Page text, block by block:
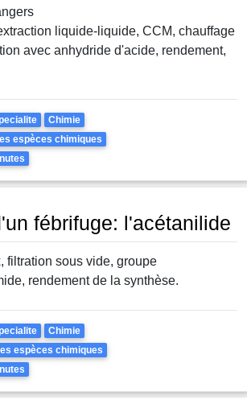
liquide-liquide, CCM, chauffage
avec anhydride d'acide, rendement,
Chimie
espèces chimiques
fébrifuge: l'acétanilide
filtration sous vide, groupe
rendement de la synthèse.
Chimie
espèces chimiques